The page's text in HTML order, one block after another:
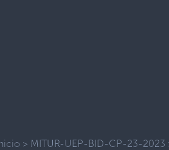
> MITUR-UEP-BID-CP-23-2023